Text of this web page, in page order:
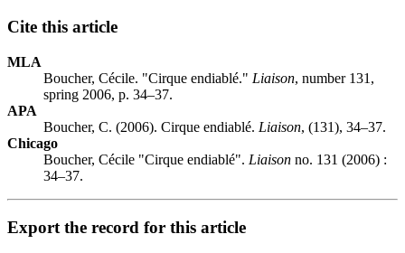
Cite this article
MLA
Boucher, Cécile. "Cirque endiablé." Liaison, number 131,
spring 2006, p. 34–37.
APA
Boucher, C. (2006). Cirque endiablé. Liaison, (131), 34–37.
Chicago
Boucher, Cécile "Cirque endiablé". Liaison no. 131 (2006) :
34–37.
Export the record for this article